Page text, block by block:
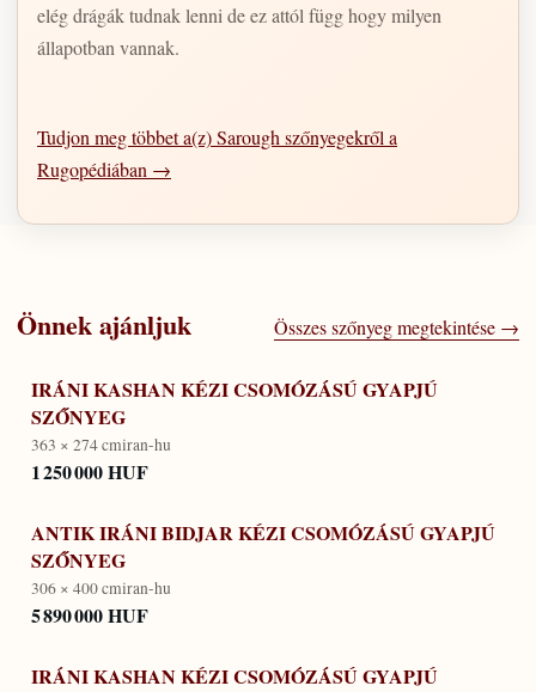
elég drágák tudnak lenni de ez attól függ hogy milyen
állapotban vannak.
Tudjon meg többet a(z) Sarough szőnyegekről a
Rugopédiában →
Önnek ajánljuk Összes szőnyeg megtekintése →
IRÁNI KASHAN KÉZI CSOMÓZÁSÚ GYAPJÚ
SZŐNYEG
363 × 274 cmiran-hu
1 250 000 HUF
ANTIK IRÁNI BIDJAR KÉZI CSOMÓZÁSÚ GYAPJÚ
SZŐNYEG
306 × 400 cmiran-hu
5 890 000 HUF
IRÁNI KASHAN KÉZI CSOMÓZÁSÚ GYAPJÚ